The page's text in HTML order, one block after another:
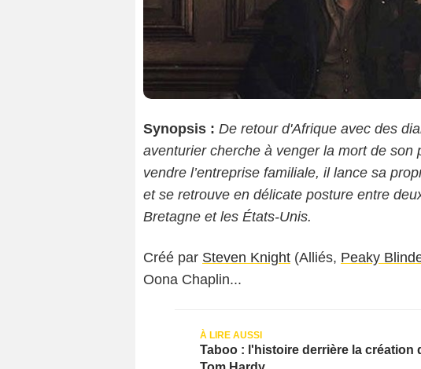
Synopsis : De retour d'Afrique avec des
aventurier cherche à venger la mort de son
vendre l’entreprise familiale, il lance sa
et se retrouve en délicate posture entre
Bretagne et les États-Unis.
Créé par Steven Knight (Alliés, Peaky
Oona Chaplin...
Taboo : l'histoire derrière la création